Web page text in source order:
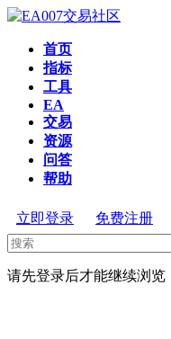
首页
指标
工具
EA
交易
资源
问答
帮助
立即登录 免费注册
请先登录后才能继续浏览